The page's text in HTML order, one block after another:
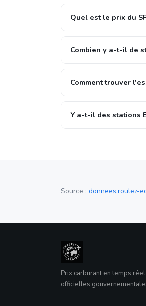
Quel est le prix du
Combien y a-t-il de
Comment trouver
Y a-t-il des stations
Source : donnees.roulez-
Prix carburant en temps
officielles